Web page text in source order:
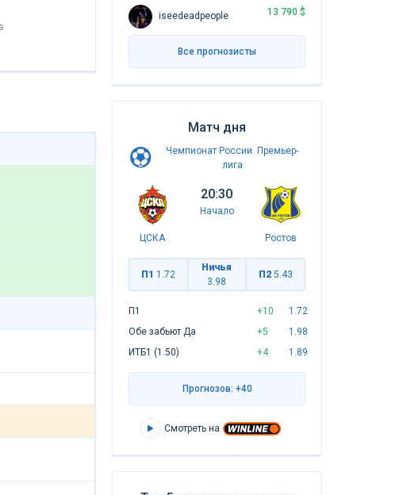
iseedeadpeople 13 790 $
Все прогнозисты
Матч дня
Чемпионат России. Премьер-
лига
ЦСКА
20:30
Начало
Ростов
П1 1.72
Ничья
3.98
П2 5.43
П1 +10
1.72
Обе забьют Да
+5
1.98
ИТБ1 (1.50)
+4 1.89
Прогнозов: +40
Смотреть на